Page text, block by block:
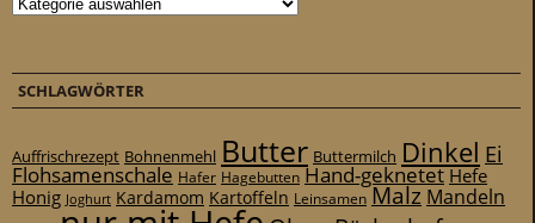
SCHLAGWÖRTER
Auffrischrezept Bohnenmehl Butter Buttermilch Dinkel Ei
Flohsamenschale Hafer Hagebutten Hand-geknetet Hefe
Honig Joghurt Kardamom Kartoffeln Leinsamen Malz Mandeln